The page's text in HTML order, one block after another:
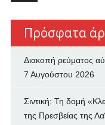
Πρόσφατα
Διακοπή ρεύματος
7 Αυγούστου 2026
Σιντική: Τη δομή
της Πρεσβείας της